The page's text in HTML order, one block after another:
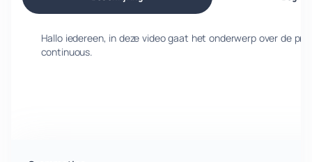
Hallo iedereen, in deze video gaat het onderwerp over de
continuous.